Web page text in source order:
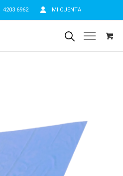
4203 6962 MI CUENTA